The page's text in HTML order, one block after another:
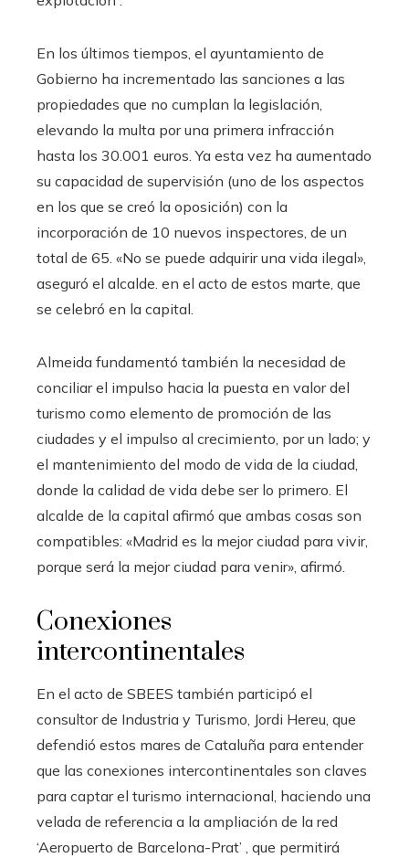
En los últimos tiempos, el ayuntamiento de
Gobierno ha incrementado las sanciones a las
propiedades que no cumplan la legislación,
elevando la multa por una primera infracción
hasta los 30.001 euros. Ya esta vez ha aumentado
su capacidad de supervisión (uno de los aspectos
en los que se creó la oposición) con la
incorporación de 10 nuevos inspectores, de un
total de 65. «No se puede adquirir una vida ilegal»,
aseguró el alcalde. en el acto de estos marte, que
se celebró en la capital.
Almeida fundamentó también la necesidad de
conciliar el impulso hacia la puesta en valor del
turismo como elemento de promoción de las
ciudades y el impulso al crecimiento, por un lado; y
el mantenimiento del modo de vida de la ciudad,
donde la calidad de vida debe ser lo primero. El
alcalde de la capital afirmó que ambas cosas son
compatibles: «Madrid es la mejor ciudad para vivir,
porque será la mejor ciudad para venir», afirmó.
Conexiones
intercontinentales
En el acto de SBEES también participó el
consultor de Industria y Turismo, Jordi Hereu, que
defendió estos mares de Cataluña para entender
que las conexiones intercontinentales son claves
para captar el turismo internacional, haciendo una
velada de referencia a la ampliación de la red
‘Aeropuerto de Barcelona-Prat’ , que permitirá